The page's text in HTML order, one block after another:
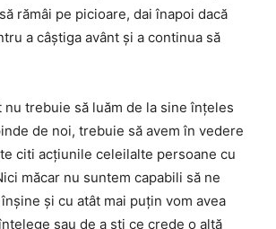
rămâi pe picioare, dai înapoi dacă
a câștiga avânt și a continua să
trebuie să luăm de la sine înțeles
de noi, trebuie să avem în vedere
citi acțiunile celeilalte persoane cu
măcar nu suntem capabili să ne
și cu atât mai puțin vom avea
sau de a ști ce crede o altă